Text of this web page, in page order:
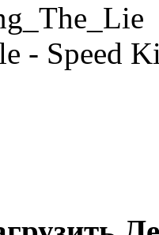
- Speed